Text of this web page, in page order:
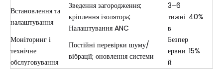
Встановлення та
налаштування
Зведення загородження;
кріплення ізолятора;
Налаштування ANC
3–6
тижні
в
40%
Моніторинг і
технічне
обслуговування
Постійні перевірки шуму/
вібрації; оновлення системи
Безпер
ервни
й
15%